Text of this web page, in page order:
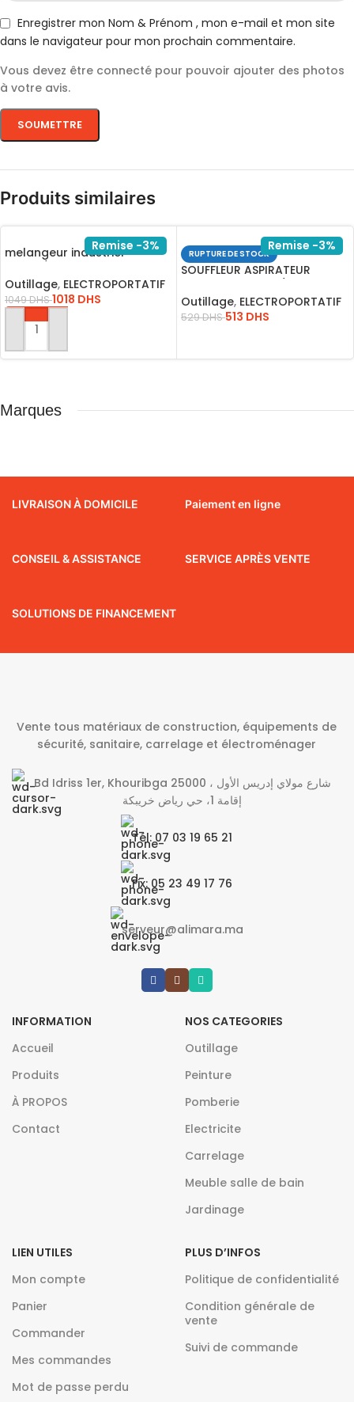
Enregistrer mon Nom & Prénom , mon e-mail et mon site
dans le navigateur pour mon prochain commentaire.
Vous devez être connecté pour pouvoir ajouter des photos
à votre avis.
Produits similaires
Remise -3%
melangeur industriel
Outillage, ELECTROPORTATIF
1049DHS1018 DHS
AJOUTER AU PANIER
Remise -3%
RUPTURE DE STOCK
SOUFFLEUR ASPIRATEUR
Outillage, ELECTROPORTATIF
529DHS 513 DHS
Marques
LIVRAISON À DOMICILE Paiement en ligne
CONSEIL & ASSISTANCE SERVICE APRÈS VENTE
SOLUTIONS DE FINANCEMENT
Vente tous matériaux de construction, équipements de
sécurité, sanitaire, carrelage et électroménager
Bd Idriss 1er, Khouribga 25000 شارع مولاي إدريس الأول ،
إقامة 1، حي رياض خريبكة
Tél: 07 03 19 65 21
Fix: 05 23 49 17 76
serveur@alimara.ma
INFORMATION
Accueil
Produits
À PROPOS
Contact
NOS CATEGORIES
Outillage
Peinture
Pomberie
Electricite
Carrelage
Meuble salle de bain
Jardinage
LIEN UTILES
Mon compte
Panier
Commander
Mes commandes
Mot de passe perdu
PLUS D’INFOS
Politique de confidentialité
Condition générale de
vente
Suivi de commande